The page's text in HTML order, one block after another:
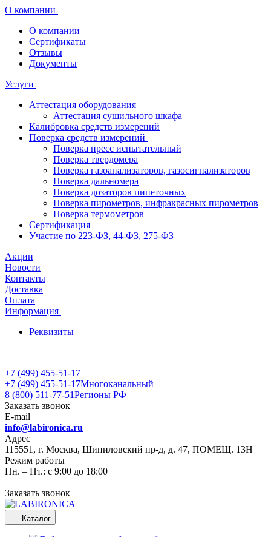
О компании
О компании
Сертификаты
Отзывы
Документы
Услуги
Аттестация оборудования
Аттестация сушильного шкафа
Калибровка средств измерений
Поверка средств измерений
Поверка пресс испытательный
Поверка твердомера
Поверка газоанализаторов, газосигнализаторов
Поверка дальномера
Поверка дозаторов пипеточных
Поверка пирометров, инфракрасных пирометров
Поверка термометров
Сертификация
Участие по 223-ФЗ, 44-ФЗ, 275-ФЗ
Акции
Новости
Контакты
Доставка
Оплата
Информация
Реквизиты
+7 (499) 455-51-17
+7 (499) 455-51-17Многоканальный
8 (800) 511-77-51Регионы РФ
Заказать звонок
E-mail
info@labironica.ru
Адрес
115551, г. Москва, Шипиловский пр-д, д. 47, ПОМЕЩ. 13Н
Режим работы
Пн. – Пт.: с 9:00 до 18:00
Заказать звонок
Каталог